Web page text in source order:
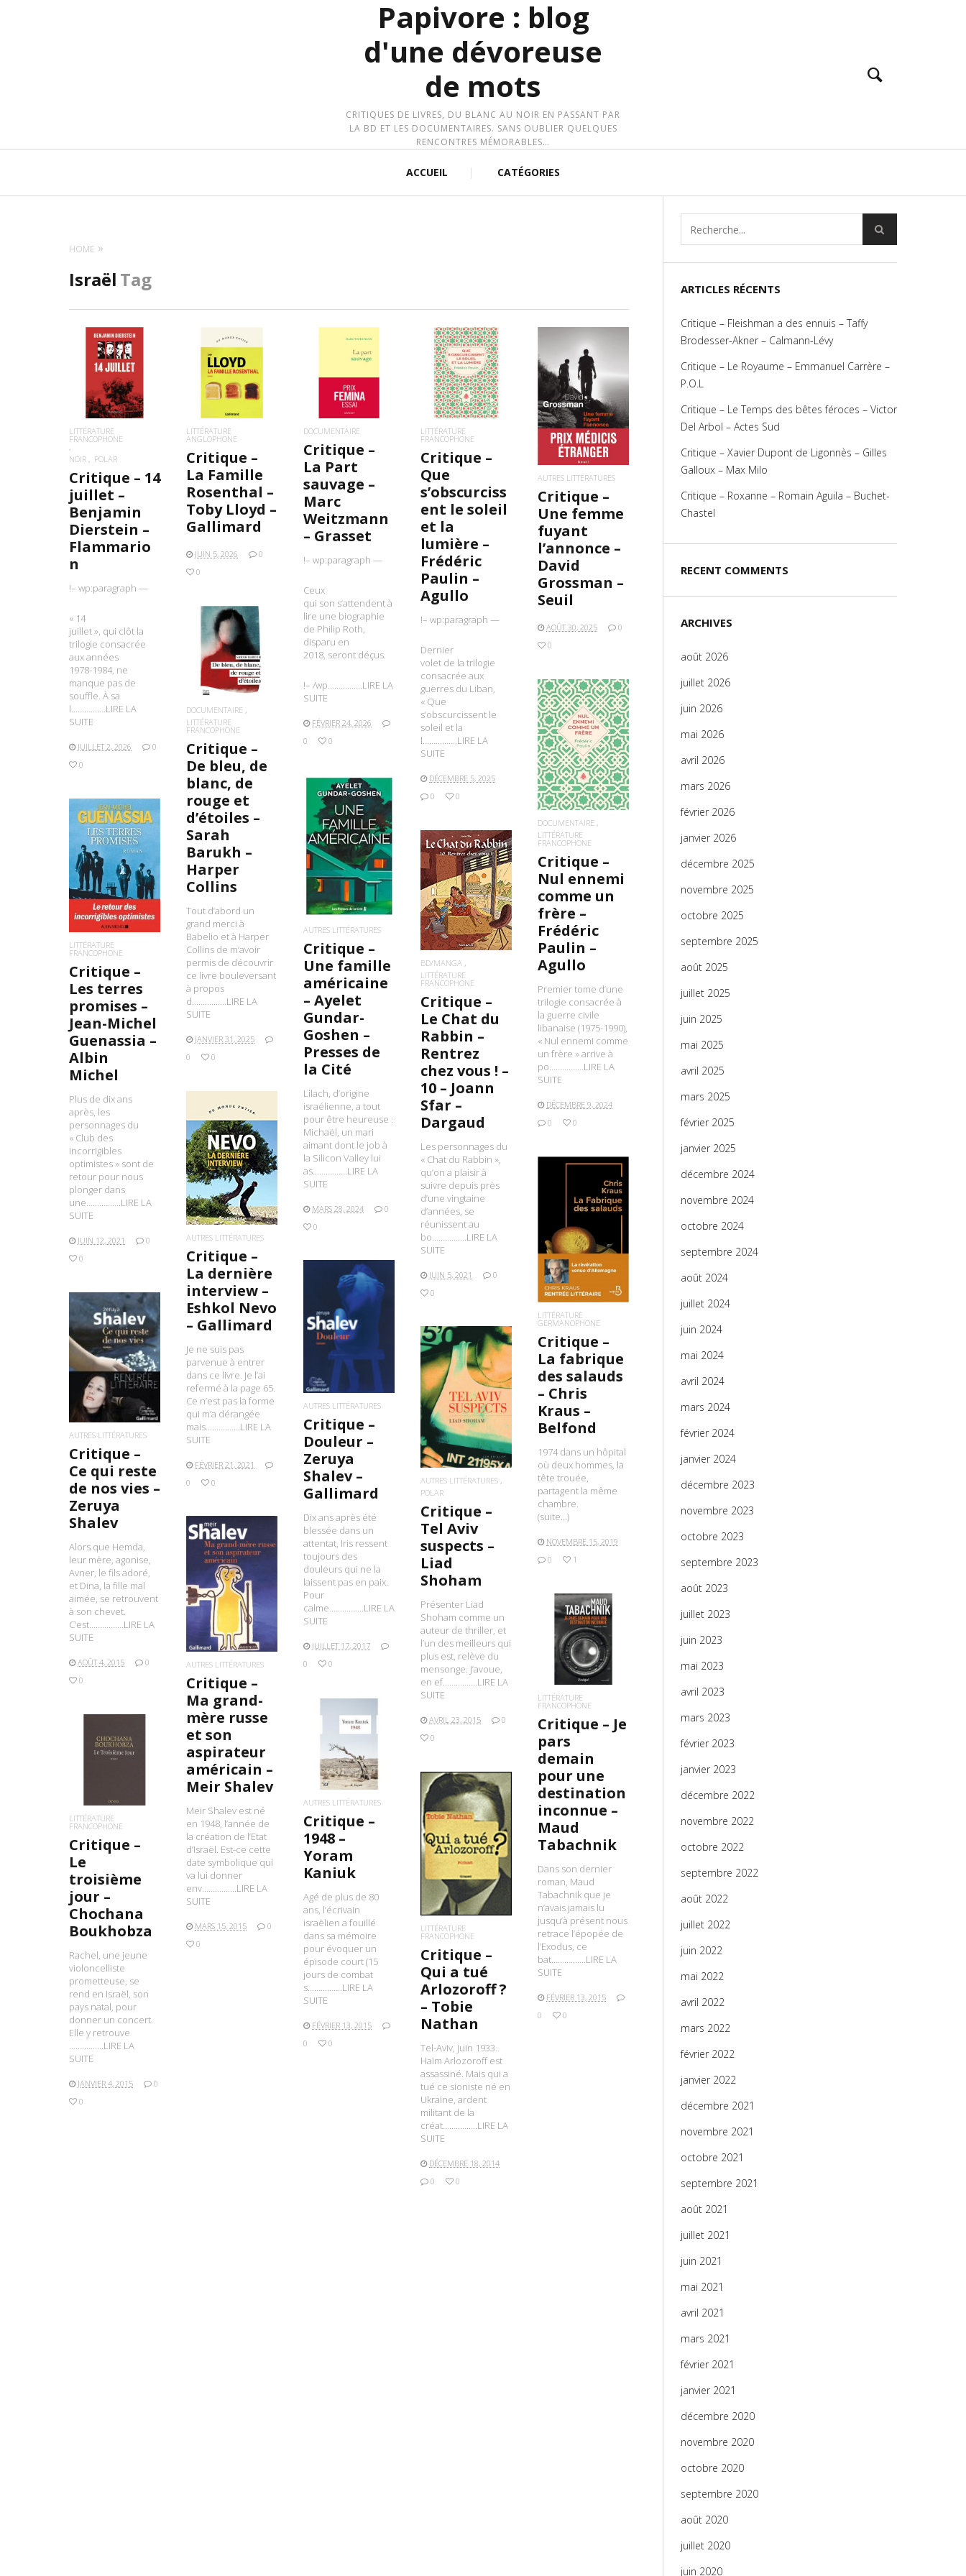
Papivore : blog
d'une dévoreuse
de mots
CRITIQUES DE LIVRES, DU BLANC AU NOIR EN PASSANT PAR
LA BD ET LES DOCUMENTAIRES. SANS OUBLIER QUELQUES
RENCONTRES MÉMORABLES…
ACCUEIL CATÉGORIES
HOME
Israël Tag
LIRE LA SUITE
LITTÉRATURE
FRANCOPHONE
NOIR
POLAR
Critique – 14
juillet –
Benjamin
Dierstein –
Flammario
n
!– wp:paragraph —
« 14
juillet », qui clôt la
trilogie consacrée
aux années
1978-1984, ne
manque pas de
souffle. À sa
l…………….LIRE LA
SUITE
JUILLET 2, 2026
0
0
LIRE LA SUITE
LITTÉRATURE
ANGLOPHONE
Critique –
La Famille
Rosenthal –
Toby Lloyd –
Gallimard
JUIN 5, 2026
0
0
LIRE LA SUITE
DOCUMENTAIRE
Critique –
La Part
sauvage –
Marc
Weitzmann
– Grasset
!– wp:paragraph —
Ceux
qui son s’attendent à
lire une biographie
de Philip Roth,
disparu en
2018, seront déçus.
!– /wp…………….LIRE LA
SUITE
FÉVRIER 24, 2026
0
0
LIRE LA SUITE
LITTÉRATURE
FRANCOPHONE
Critique –
Que
s’obscurciss
ent le soleil
et la
lumière –
Frédéric
Paulin –
Agullo
!– wp:paragraph —
Dernier
volet de la trilogie
consacrée aux
guerres du Liban,
« Que
s’obscurcissent le
soleil et la
l…………….LIRE LA
SUITE
DÉCEMBRE 5, 2025
0
0
LIRE LA SUITE
AUTRES LITTÉRATURES
Critique –
Une femme
fuyant
l’annonce –
David
Grossman –
Seuil
AOÛT 30, 2025
0
0
LIRE LA SUITE
DOCUMENTAIRE
LITTÉRATURE
FRANCOPHONE
Critique –
De bleu, de
blanc, de
rouge et
d’étoiles –
Sarah
Barukh –
Harper
Collins
Tout d’abord un
grand merci à
Babelio et à Harper
Collins de m’avoir
permis de découvrir
ce livre bouleversant
à propos
d…………….LIRE LA
SUITE
JANVIER 31, 2025
0
0
LIRE LA SUITE
DOCUMENTAIRE
LITTÉRATURE
FRANCOPHONE
Critique –
Nul ennemi
comme un
frère –
Frédéric
Paulin –
Agullo
Premier tome d’une
trilogie consacrée à
la guerre civile
libanaise (1975-1990),
« Nul ennemi comme
un frère » arrive à
po…………….LIRE LA
SUITE
DÉCEMBRE 9, 2024
0
0
LIRE LA SUITE
AUTRES LITTÉRATURES
Critique –
Une famille
américaine
– Ayelet
Gundar-
Goshen –
Presses de
la Cité
Lilach, d’origine
israélienne, a tout
pour être heureuse :
Michaël, un mari
aimant dont le job à
la Silicon Valley lui
as…………….LIRE LA
SUITE
MARS 28, 2024
0
0
LIRE LA SUITE
LITTÉRATURE
FRANCOPHONE
Critique –
Les terres
promises –
Jean-Michel
Guenassia –
Albin
Michel
Plus de dix ans
après, les
personnages du
« Club des
incorrigibles
optimistes » sont de
retour pour nous
plonger dans
une…………….LIRE LA
SUITE
JUIN 12, 2021
0
0
LIRE LA SUITE
BD/MANGA
LITTÉRATURE
FRANCOPHONE
Critique –
Le Chat du
Rabbin –
Rentrez
chez vous ! –
10 – Joann
Sfar –
Dargaud
Les personnages du
« Chat du Rabbin »,
qu’on a plaisir à
suivre depuis près
d’une vingtaine
d’années, se
réunissent au
bo…………….LIRE LA
SUITE
JUIN 5, 2021
0
0
LIRE LA SUITE
AUTRES LITTÉRATURES
Critique –
La dernière
interview –
Eshkol Nevo
– Gallimard
Je ne suis pas
parvenue à entrer
dans ce livre. Je l’ai
refermé à la page 65.
Ce n’est pas la forme
qui m’a dérangée
mais…………….LIRE LA
SUITE
FÉVRIER 21, 2021
0
0
LIRE LA SUITE
LITTÉRATURE
GERMANOPHONE
Critique –
La fabrique
des salauds
– Chris
Kraus –
Belfond
1974 dans un hôpital
où deux hommes, la
tête trouée,
partagent la même
chambre.
(suite…)
NOVEMBRE 15, 2019
0
1
LIRE LA SUITE
AUTRES LITTÉRATURES
Critique –
Douleur –
Zeruya
Shalev –
Gallimard
Dix ans après été
blessée dans un
attentat, Iris ressent
toujours des
douleurs qui ne la
laissent pas en paix.
Pour
calme…………….LIRE LA
SUITE
JUILLET 17, 2017
0
0
LIRE LA SUITE
AUTRES LITTÉRATURES
Critique –
Ce qui reste
de nos vies –
Zeruya
Shalev
Alors que Hemda,
leur mère, agonise,
Avner, le fils adoré,
et Dina, la fille mal
aimée, se retrouvent
à son chevet.
C’est…………….LIRE LA
SUITE
AOÛT 4, 2015
0
0
LIRE LA SUITE
AUTRES LITTÉRATURES
POLAR
Critique –
Tel Aviv
suspects –
Liad
Shoham
Présenter Liad
Shoham comme un
auteur de thriller, et
l’un des meilleurs qui
plus est, relève du
mensonge. J’avoue,
en ef…………….LIRE LA
SUITE
AVRIL 23, 2015
0
0
LIRE LA SUITE
AUTRES LITTÉRATURES
Critique –
Ma grand-
mère russe
et son
aspirateur
américain –
Meir Shalev
Meir Shalev est né
en 1948, l’année de
la création de l’Etat
d’Israël. Est-ce cette
date symbolique qui
va lui donner
env…………….LIRE LA
SUITE
MARS 15, 2015
0
0
LIRE LA SUITE
LITTÉRATURE
FRANCOPHONE
Critique – Je
pars
demain
pour une
destination
inconnue –
Maud
Tabachnik
Dans son dernier
roman, Maud
Tabachnik que je
n’avais jamais lu
jusqu’à présent nous
retrace l’épopée de
l’Exodus, ce
bat…………….LIRE LA
SUITE
FÉVRIER 13, 2015
0
0
LIRE LA SUITE
AUTRES LITTÉRATURES
Critique –
1948 –
Yoram
Kaniuk
Agé de plus de 80
ans, l’écrivain
israëlien a fouillé
dans sa mémoire
pour évoquer un
épisode court (15
jours de combat
s…………….LIRE LA
SUITE
FÉVRIER 13, 2015
0
0
LIRE LA SUITE
LITTÉRATURE
FRANCOPHONE
Critique –
Le
troisième
jour –
Chochana
Boukhobza
Rachel, une jeune
violoncelliste
prometteuse, se
rend en Israël, son
pays natal, pour
donner un concert.
Elle y retrouve
…………….LIRE LA
SUITE
JANVIER 4, 2015
0
0
LIRE LA SUITE
LITTÉRATURE
FRANCOPHONE
Critique –
Qui a tué
Arlozoroff ?
– Tobie
Nathan
Tel-Aviv, juin 1933.
Haïm Arlozoroff est
assassiné. Mais qui a
tué ce sioniste né en
Ukraine, ardent
militant de la
créat…………….LIRE LA
SUITE
DÉCEMBRE 18, 2014
0
0
ARTICLES RÉCENTS
Critique – Fleishman a des ennuis – Taffy
Brodesser-Akner – Calmann-Lévy
Critique – Le Royaume – Emmanuel Carrère –
P.O.L
Critique – Le Temps des bêtes féroces – Victor
Del Arbol – Actes Sud
Critique – Xavier Dupont de Ligonnès – Gilles
Galloux – Max Milo
Critique – Roxanne – Romain Aguila – Buchet-
Chastel
RECENT COMMENTS
ARCHIVES
août 2026
juillet 2026
juin 2026
mai 2026
avril 2026
mars 2026
février 2026
janvier 2026
décembre 2025
novembre 2025
octobre 2025
septembre 2025
août 2025
juillet 2025
juin 2025
mai 2025
avril 2025
mars 2025
février 2025
janvier 2025
décembre 2024
novembre 2024
octobre 2024
septembre 2024
août 2024
juillet 2024
juin 2024
mai 2024
avril 2024
mars 2024
février 2024
janvier 2024
décembre 2023
novembre 2023
octobre 2023
septembre 2023
août 2023
juillet 2023
juin 2023
mai 2023
avril 2023
mars 2023
février 2023
janvier 2023
décembre 2022
novembre 2022
octobre 2022
septembre 2022
août 2022
juillet 2022
juin 2022
mai 2022
avril 2022
mars 2022
février 2022
janvier 2022
décembre 2021
novembre 2021
octobre 2021
septembre 2021
août 2021
juillet 2021
juin 2021
mai 2021
avril 2021
mars 2021
février 2021
janvier 2021
décembre 2020
novembre 2020
octobre 2020
septembre 2020
août 2020
juillet 2020
juin 2020